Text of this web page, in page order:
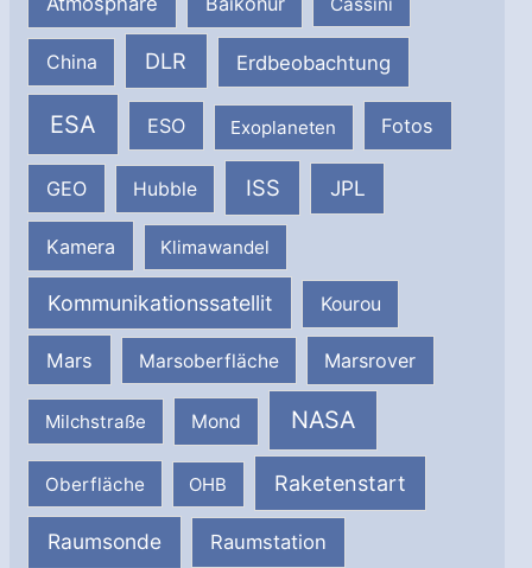
China DLR Erdbeobachtung
ESA ESO Exoplaneten Fotos
GEO Hubble ISS JPL
Kamera Klimawandel
Kommunikationssatellit Kourou
Mars Marsoberfläche Marsrover
Milchstraße Mond NASA
Oberfläche OHB Raketenstart
Raumsonde Raumstation